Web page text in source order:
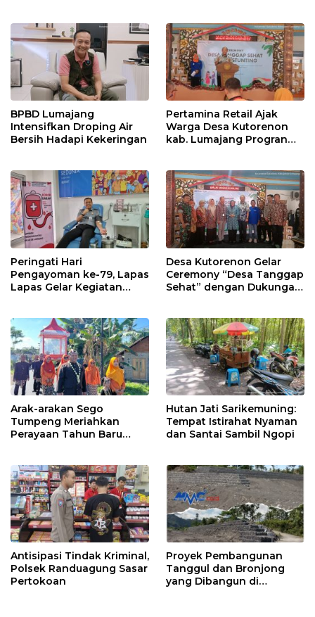
BPBD Lumajang
Intensifkan Droping Air
Bersih Hadapi Kekeringan
Pertamina Retail Ajak
Warga Desa Kutorenon
kab. Lumajang Progran
Darurat
Peringati Hari
Pengayoman ke-79, Lapas
Lapas Gelar Kegiatan
Desa Kutorenon Gelar
Ceremony “Desa Tanggap
Sehat” dengan Dukungan
Arak-arakan Sego
Tumpeng Meriahkan
Perayaan Tahun Baru
Hutan Jati Sarikemuning:
Tempat Istirahat Nyaman
dan Santai Sambil Ngopi
Antisipasi Tindak Kriminal,
Polsek Randuagung Sasar
Pertokoan
Proyek Pembangunan
Tanggul dan Bronjong
yang Dibangun di